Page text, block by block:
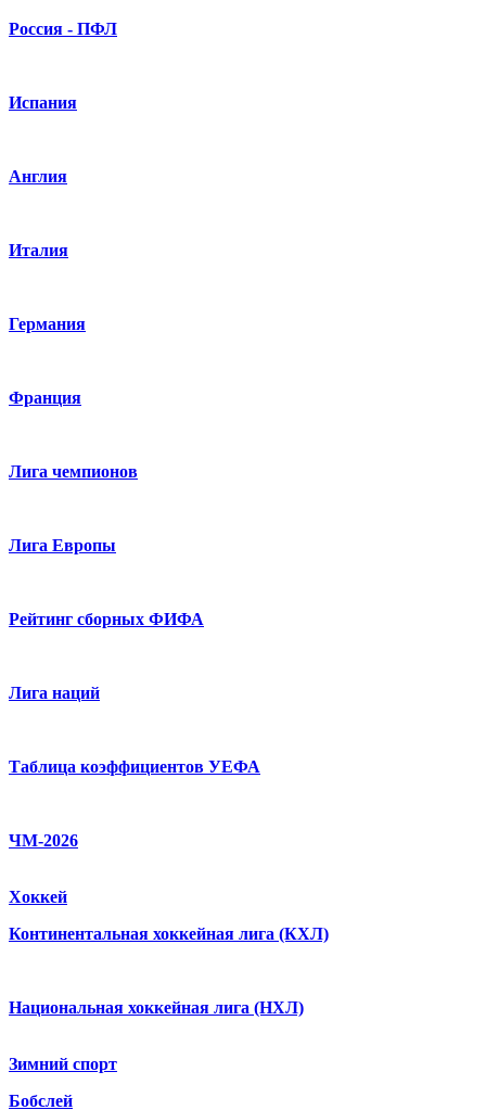
Россия - ПФЛ
Испания
Англия
Италия
Германия
Франция
Лига чемпионов
Лига Европы
Рейтинг сборных ФИФА
Лига наций
Таблица коэффициентов УЕФА
ЧМ-2026
Хоккей
Континентальная хоккейная лига (КХЛ)
Национальная хоккейная лига (НХЛ)
Зимний спорт
Бобслей